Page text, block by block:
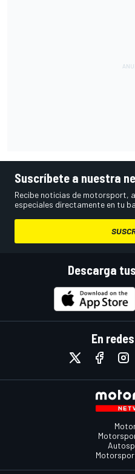
Suscríbete a nuestra
Recibe noticias de motorsport,
especiales directamente en tu
Descarga
En